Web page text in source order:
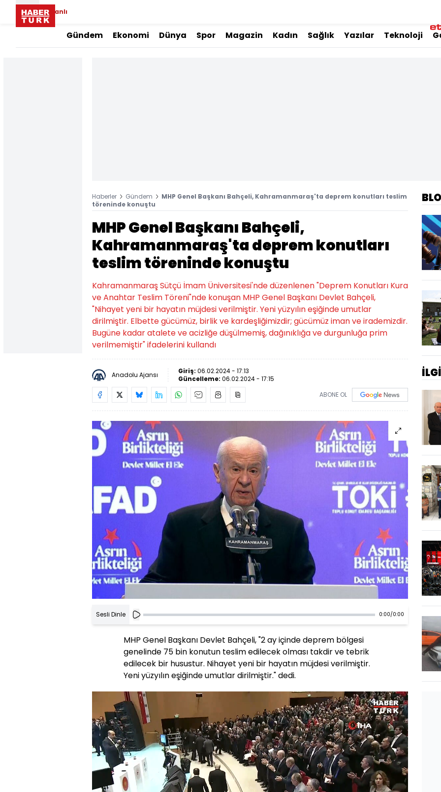
Canlı
Gündem Ekonomi Dünya Spor Magazin Kadın Sağlık Yazılar Teknoloji
Haberler Gündem
MHP Genel Başkanı Bahçeli, Kahramanmaraş'ta deprem konutları teslim
töreninde konuştu
MHP Genel Başkanı Bahçeli,
Kahramanmaraş'ta deprem konutları
teslim töreninde konuştu
Kahramanmaraş Sütçü İmam Üniversitesi'nde düzenlenen "Deprem Konutları Kura
ve Anahtar Teslim Töreni"nde konuşan MHP Genel Başkanı Devlet Bahçeli,
"Nihayet yeni bir hayatın müjdesi verilmiştir. Yeni yüzyılın eşiğinde umutlar
dirilmiştir. Elbette gücümüz, birlik ve kardeşliğimizdir; gücümüz iman ve irademizdir.
Bugüne kadar atalete ve acizliğe düşülmemiş, dağınıklığa ve durgunluğa prim
verilmemiştir" ifadelerini kullandı
Anadolu Ajansı Giriş: 06.02.2024 - 17:13
Güncelleme: 06.02.2024 - 17:15
ABONE OL
Sesli Dinle 0:00/0:00
MHP Genel Başkanı Devlet Bahçeli, "2 ay içinde deprem bölgesi
genelinde 75 bin konutun teslim edilecek olması takdir ve tebrik
edilecek bir husustur. Nihayet yeni bir hayatın müjdesi verilmiştir.
Yeni yüzyılın eşiğinde umutlar dirilmiştir." dedi.